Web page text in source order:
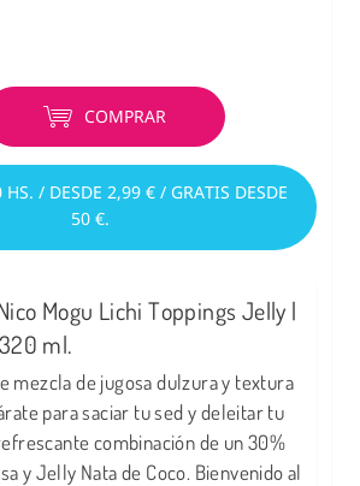
COMPRAR
/ DESDE 2,99 € / GRATIS DESDE
50 €.
Mogu Lichi Toppings Jelly |
ml.
mezcla de jugosa dulzura y textura
para saciar tu sed y deleitar tu
combinación de un 30%
y Jelly Nata de Coco. Bienvenido al